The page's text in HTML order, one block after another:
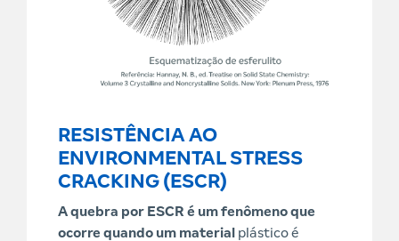
RESISTÊNCIA AO
ENVIRONMENTAL STRESS
CRACKING (ESCR)
A quebra por ESCR é um fenômeno que
ocorre quando um material plástico é